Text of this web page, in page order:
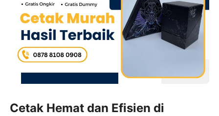
Cetak Hemat dan Efisien di